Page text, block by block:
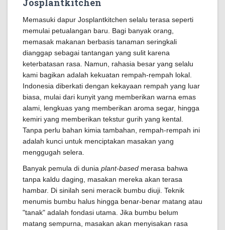
Josplantkitchen
Memasuki dapur Josplantkitchen selalu terasa seperti
memulai petualangan baru. Bagi banyak orang,
memasak makanan berbasis tanaman seringkali
dianggap sebagai tantangan yang sulit karena
keterbatasan rasa. Namun, rahasia besar yang selalu
kami bagikan adalah kekuatan rempah-rempah lokal.
Indonesia diberkati dengan kekayaan rempah yang luar
biasa, mulai dari kunyit yang memberikan warna emas
alami, lengkuas yang memberikan aroma segar, hingga
kemiri yang memberikan tekstur gurih yang kental.
Tanpa perlu bahan kimia tambahan, rempah-rempah ini
adalah kunci untuk menciptakan masakan yang
menggugah selera.
Banyak pemula di dunia plant-based merasa bahwa
tanpa kaldu daging, masakan mereka akan terasa
hambar. Di sinilah seni meracik bumbu diuji. Teknik
menumis bumbu halus hingga benar-benar matang atau
"tanak" adalah fondasi utama. Jika bumbu belum
matang sempurna, masakan akan menyisakan rasa